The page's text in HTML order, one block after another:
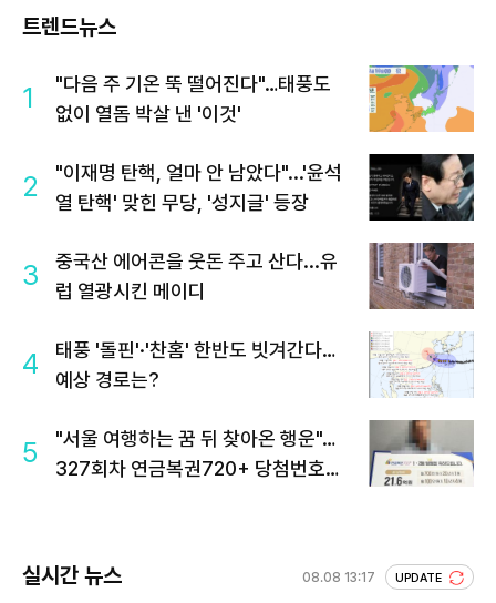
트렌드뉴스
1
"다음 주 기온 뚝 떨어진다"…태풍도
없이 열돔 박살 낸 '이것'
2
"이재명 탄핵, 얼마 안 남았다"...'윤석
열 탄핵' 맞힌 무당, '성지글' 등장
3
중국산 에어콘을 웃돈 주고 산다...유
럽 열광시킨 메이디
4
태풍 '돌핀'·'찬홈' 한반도 빗겨간다…
예상 경로는?
5
"서울 여행하는 꿈 뒤 찾아온 행운"…
327회차 연금복권720+ 당첨번호조
실시간 뉴스 08.08 13:17 UPDATE